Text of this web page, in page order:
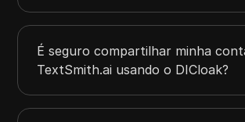
É seguro compartilhar minha
TextSmith.ai usando o DICloak?